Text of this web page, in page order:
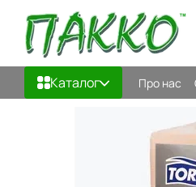
Перейти до основного контенту
Каталог Про нас